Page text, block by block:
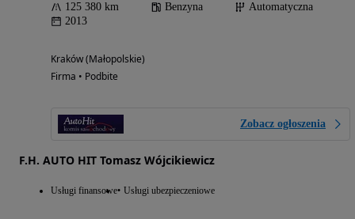
125 380 km Benzyna
Automatyczna
2013
Kraków (Małopolskie)
Firma • Podbite
Zobacz ogłoszenia
F.H. AUTO HIT Tomasz Wójcikiewicz
Usługi finansowe Usługi ubezpieczeniowe